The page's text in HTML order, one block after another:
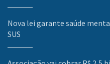
Nova lei garante saúde
SUS